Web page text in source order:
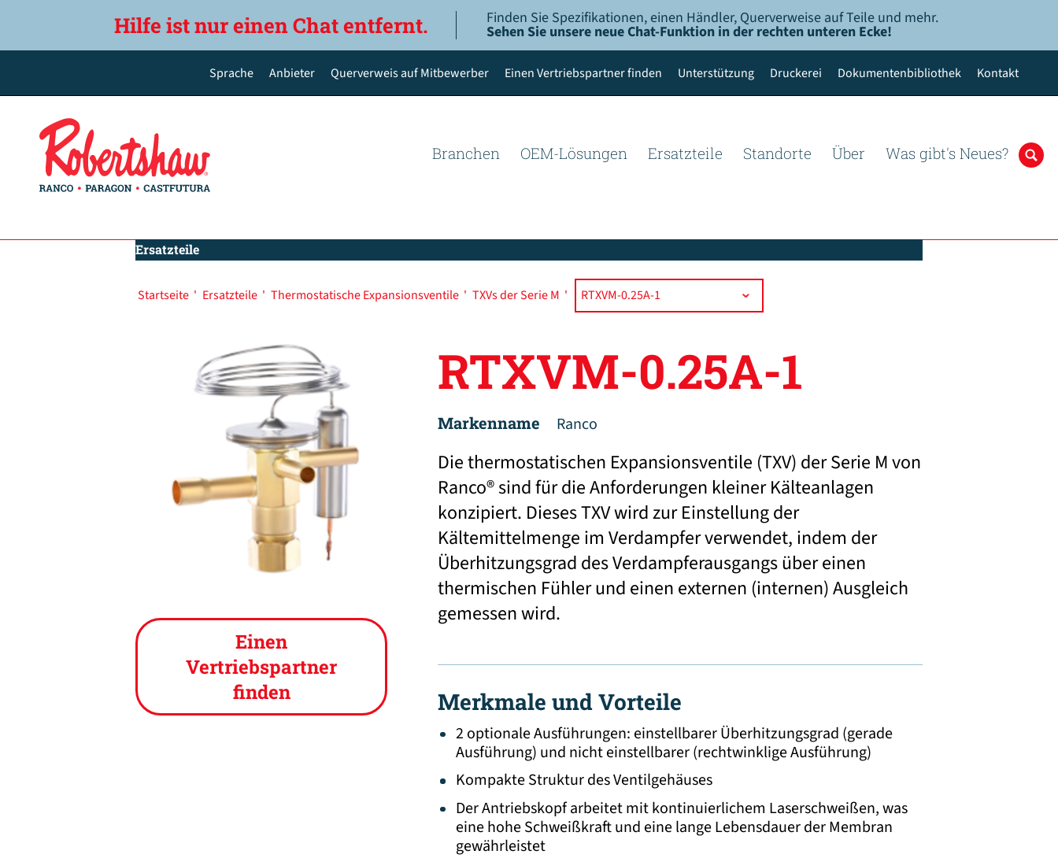
Hilfe ist nur einen Chat entfernt. Finden Sie Spezifikationen, einen Händler, Querverweise auf Teile und mehr.
Sehen Sie unsere neue Chat-Funktion in der rechten unteren Ecke!
Sprache
Anbieter Querverweis auf Mitbewerber Einen Vertriebspartner finden Unterstützung Druckerei Dokumentenbibliothek Kontakt
Branchen OEM-Lösungen Ersatzteile Standorte Über Was gibt's Neues?
Ersatzteile
Startseite ' Ersatzteile ' Thermostatische Expansionsventile ' TXVs der Serie M '
Einen
Vertriebspartner
finden
RTXVM-0.25A-1
Markenname Ranco
Die thermostatischen Expansionsventile (TXV) der Serie M von
Ranco® sind für die Anforderungen kleiner Kälteanlagen
konzipiert. Dieses TXV wird zur Einstellung der
Kältemittelmenge im Verdampfer verwendet, indem der
Überhitzungsgrad des Verdampferausgangs über einen
thermischen Fühler und einen externen (internen) Ausgleich
gemessen wird.
Merkmale und Vorteile
2 optionale Ausführungen: einstellbarer Überhitzungsgrad (gerade
Ausführung) und nicht einstellbarer (rechtwinklige Ausführung)
Kompakte Struktur des Ventilgehäuses
Der Antriebskopf arbeitet mit kontinuierlichem Laserschweißen, was
eine hohe Schweißkraft und eine lange Lebensdauer der Membran
gewährleistet